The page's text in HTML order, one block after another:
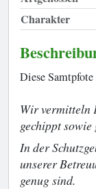
Charakter
Diese Samtpfote
Wir vermitteln
gechippt
In der
unserer
genug sind.